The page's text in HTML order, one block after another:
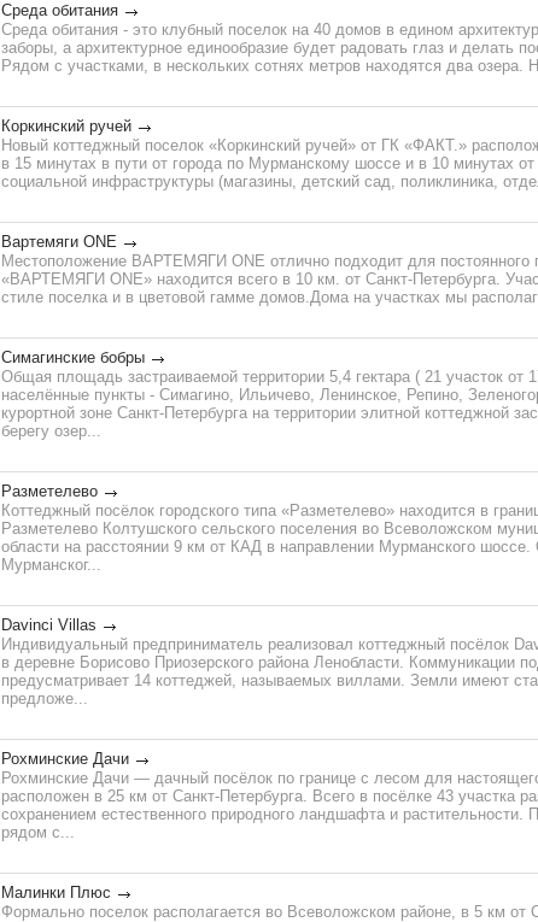
Среда обитания
Среда обитания - это клубный поселок на 40 домов в едином
заборы, а архитектурное единообразие будет радовать глаз и делать
Рядом с участками, в нескольких сотнях метров находятся два озера.
Коркинский ручей
Новый коттеджный поселок «Коркинский ручей» от ГК «ФАКТ.»
в 15 минутах в пути от города по Мурманскому шоссе и в 10 минутах
социальной инфраструктуры (магазины, детский сад, поликлиника,
Вартемяги ONE
Местоположение ВАРТЕМЯГИ ONE отлично подходит для постоянного
«ВАРТЕМЯГИ ONE» находится всего в 10 км. от Санкт-Петербурга.
стиле поселка и в цветовой гамме домов.Дома на участках мы
Симагинские бобры
Общая площадь застраиваемой территории 5,4 гектара ( 21 участок от
населённые пункты - Симагино, Ильичево, Ленинское, Репино,
курортной зоне Санкт-Петербурга на территории элитной коттеджной
берегу озер...
Разметелево
Коттеджный посёлок городского типа «Разметелево» находится в
Разметелево Колтушского сельского поселения во Всеволожском
области на расстоянии 9 км от КАД в направлении Мурманского шоссе.
Мурманског...
Davinci Villas
Индивидуальный предприниматель реализовал коттеджный посёлок
в деревне Борисово Приозерского района Ленобласти. Коммуникации
предусматривает 14 коттеджей, называемых виллами. Земли имеют
предложе...
Рохминские Дачи
Рохминские Дачи — дачный посёлок по границе с лесом для
расположен в 25 км от Санкт-Петербурга. Всего в посёлке 43 участка
сохранением естественного природного ландшафта и растительности.
рядом с...
Малинки Плюс
Формально поселок располагается во Всеволожском районе, в 5 км от